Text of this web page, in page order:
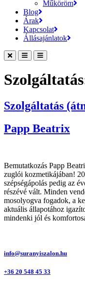
Műköröm
Blog
Árak
Kapcsolat
Állásajánlatok
Szolgáltatás
Papp Beatrix
Bemutatkozás Papp
zuglói kozmetikájában!
szépségápolás pedig az
részévé vált. Minden
mosolyogva fogadok, a
aktuális állapotához
mindenki jól és
info@suranyiszalon.hu
+36 20 548 45 33